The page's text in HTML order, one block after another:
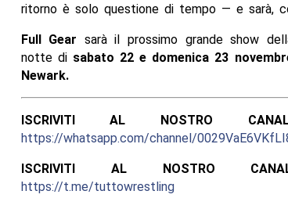
ritorno è solo questione di tempo — e sarà,
Full Gear sarà il prossimo grande show
notte di sabato 22 e domenica 23
Newark.
ISCRIVITI AL NOSTRO
https://whatsapp.com/channel/
ISCRIVITI AL NOSTRO
https://t.me/tuttowrestling